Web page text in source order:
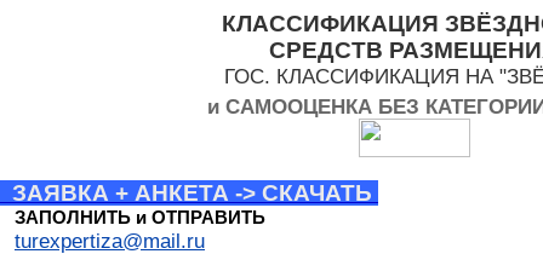
КЛАССИФИКАЦИЯ
СРЕДСТВ
ГОС. КЛАССИФИКАЦИЯ НА
и САМООЦЕНКА БЕЗ
ЗАЯВКА + АНКЕТА -> СКАЧАТЬ
ЗАПОЛНИТЬ и ОТПРАВИТЬ
turexpertiza@mail.ru